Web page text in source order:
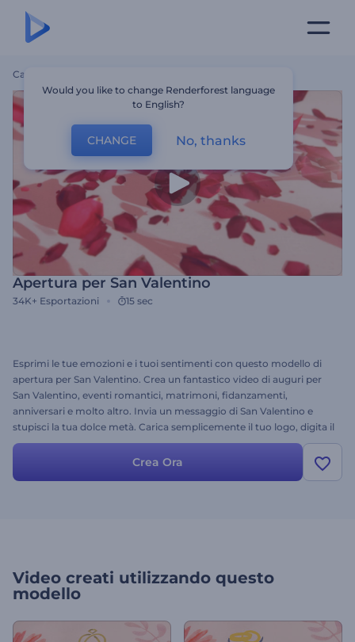
Casa
Apertura per San Valentino
34K+ Esportazioni 15 sec
Esprimi le tue emozioni e i tuoi sentimenti con questo modello di
apertura per San Valentino. Crea un fantastico video di auguri per
San Valentino, eventi romantici, matrimoni, fidanzamenti,
anniversari e molto altro. Invia un messaggio di San Valentino e
stupisci la tua dolce metà. Carica semplicemente il tuo logo, digita il
tuo testo e rendi speciale qualsiasi occasione o festività! Provalo
Crea Ora
Video creati utilizzando questo
modello
Would you like to change Renderforest language
to English?
CHANGE No, thanks